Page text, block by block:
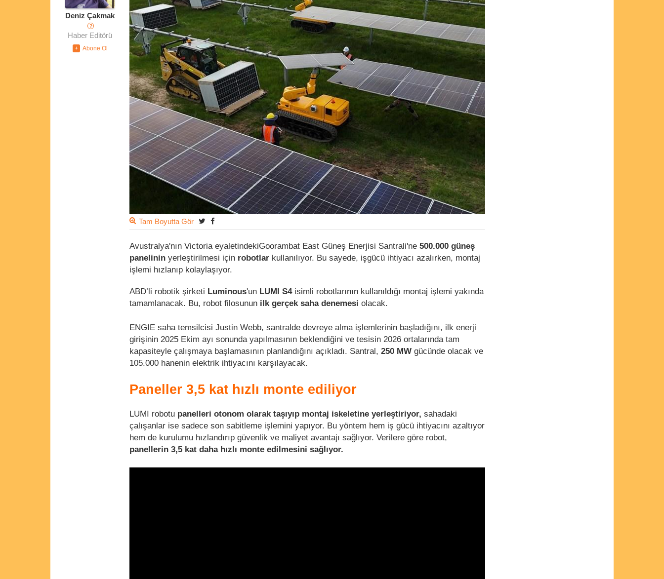
Deniz Çakmak
?
Haber Editörü
Tam Boyutta Gör
Avustralya'nın Victoria eyaletindekiGoorambat East Güneş Enerjisi Santrali'ne 500.000 güneş
panelinin yerleştirilmesi için robotlar kullanılıyor. Bu sayede, işgücü ihtiyacı azalırken, montaj
işlemi hızlanıp kolaylaşıyor.
ABD’li robotik şirketi Luminous'un LUMI S4isimli robotlarının kullanıldığı montaj işlemi yakında
tamamlanacak. Bu, robot filosunun ilk gerçek saha denemesi olacak.
ENGIE saha temsilcisi Justin Webb, santralde devreye alma işlemlerinin başladığını, ilk enerji
girişinin 2025 Ekim ayı sonunda yapılmasının beklendiğini ve tesisin 2026 ortalarında tam
kapasiteyle çalışmaya başlamasının planlandığını açıkladı. Santral, 250 MW gücünde olacak ve
105.000 hanenin elektrik ihtiyacını karşılayacak.
Paneller 3,5 kat hızlı monte ediliyor
LUMI robotu panelleri otonom olarak taşıyıp montaj iskeletine yerleştiriyor, sahadaki
çalışanlar ise sadece son sabitleme işlemini yapıyor. Bu yöntem hem iş gücü ihtiyacını azaltıyor
hem de kurulumu hızlandırıp güvenlik ve maliyet avantajı sağlıyor. Verilere göre robot,
panellerin 3,5 kat daha hızlı monte edilmesini sağlıyor.